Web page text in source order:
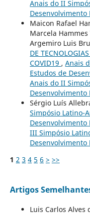
Anais do II
Desenvolvimento
Maicon Rafael
Marcela
Argemiro Luis
DE
COVID19 , Anais
Estudos de
Anais do II
Desenvolvimento
Sérgio Luís
Simpósio Latino-
Desenvolvimento
III Simpósio
Desenvolvimento
1 2 3 4 5 6 > >>
Artigos
Luis Carlos Alves